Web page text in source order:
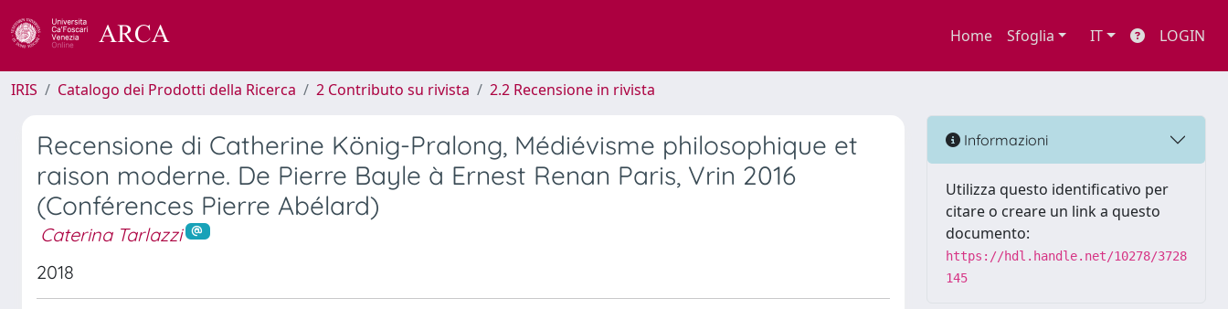
Home Sfoglia IT LOGIN
IRIS Catalogo dei Prodotti della Ricerca 2 Contributo su rivista 2.2 Recensione in rivista
Recensione di Catherine König-Pralong, Médiévisme philosophique et
raison moderne. De Pierre Bayle à Ernest Renan Paris, Vrin 2016
(Conférences Pierre Abélard)
Caterina Tarlazzi
2018
Informazioni
Utilizza questo identificativo per
citare o creare un link a questo
documento:
https://hdl.handle.net/10278/3728
145